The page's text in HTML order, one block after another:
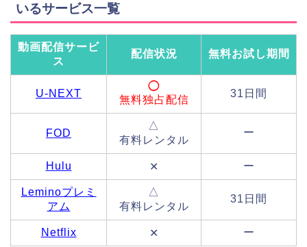
いるサービス一覧
動画配信サービ
ス
配信状況 無料お試し期間
U-NEXT
◯
無料独占配信
31日間
FOD
△
有料レンタル
ー
Hulu ✕ ー
Leminoプレミ
アム
△
有料レンタル
31日間
Netflix ✕ ー